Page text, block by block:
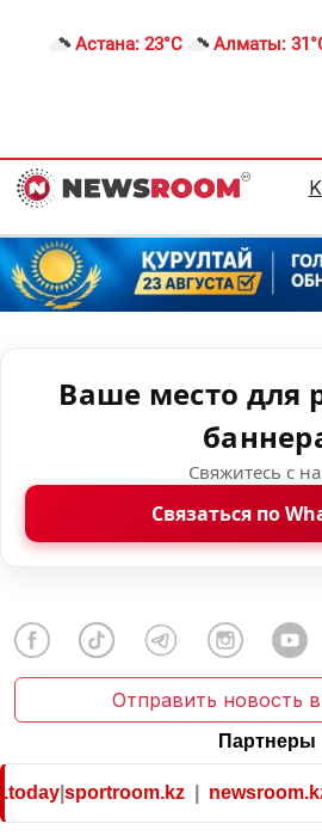
Астана: 23°C Алматы:
Ваше место для
Свяжитесь с
Связаться по
Отправить новость
Партнеры
|sportroom.kz| newsroom.kz|